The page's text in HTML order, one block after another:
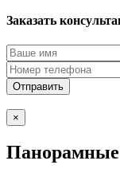
Заказать
×
Панорамные